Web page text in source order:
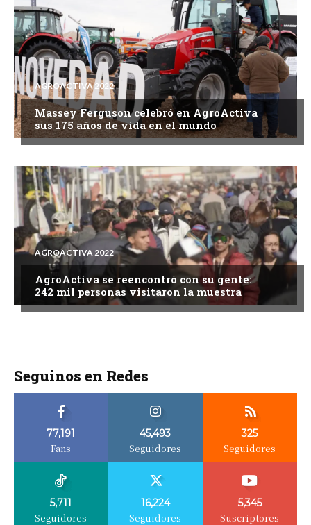
AGROACTIVA 2022
Massey Ferguson celebró en AgroActiva
sus 175 años de vida en el mundo
AGROACTIVA 2022
AgroActiva se reencontró con su gente:
242 mil personas visitaron la muestra
Seguinos en Redes
77,191
Fans
45,493
Seguidores
325
Seguidores
5,711
Seguidores
16,224
Seguidores
5,345
Suscriptores